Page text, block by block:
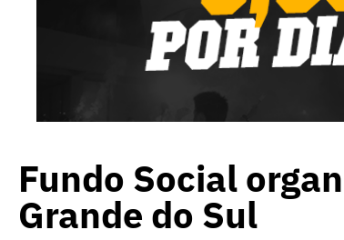
Fundo Social
Grande do Sul